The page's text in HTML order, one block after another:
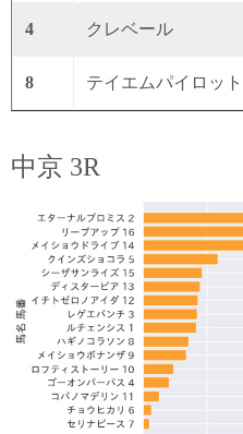
4 クレベール
8 テイエムパイロット
中京 3R